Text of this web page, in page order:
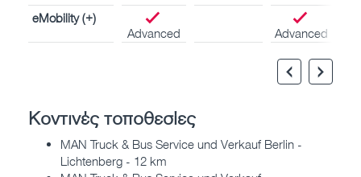
eMobility (+)
Advanced
Advanced
Κοντινές τοποθεσίες
MAN Truck & Bus Service und Verkauf Berlin -
Lichtenberg - 12 km